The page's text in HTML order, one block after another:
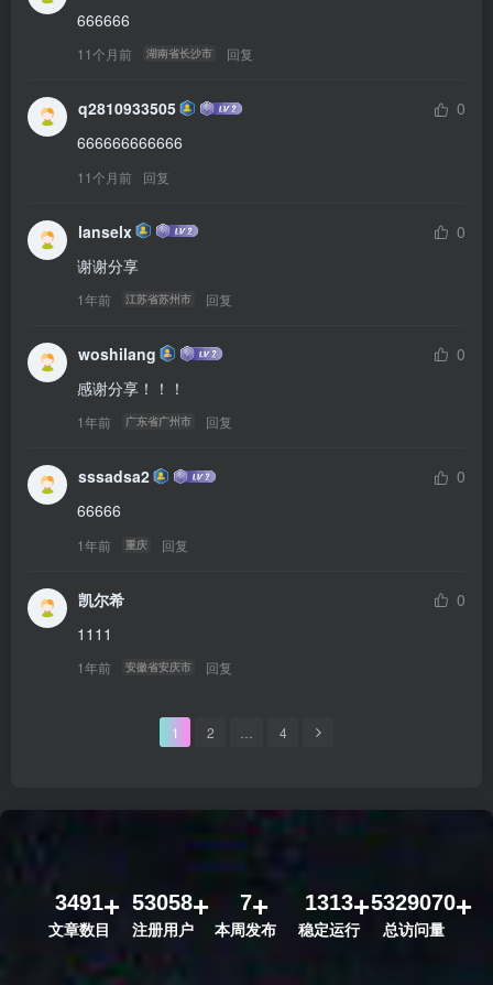
666666
11个月前 湖南省长沙市 回复
q2810933505
0
666666666666
11个月前 回复
lanselx
0
谢谢分享
1年前 江苏省苏州市 回复
woshilang
0
感谢分享！！！
1年前 广东省广州市 回复
sssadsa2
0
66666
1年前 重庆 回复
凯尔希
0
1111
1年前 安徽省安庆市 回复
1 2 4
3491
文章数目
53058
注册用户
7
本周发布
1313
稳定运行
5329070
总访问量